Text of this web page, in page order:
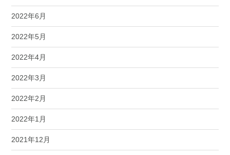
2022年6月
2022年5月
2022年4月
2022年3月
2022年2月
2022年1月
2021年12月